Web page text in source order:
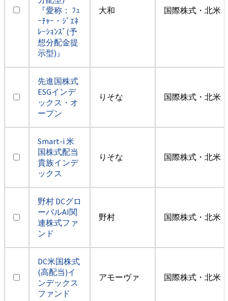
『愛称： ﾌｭ
ｰﾁｬｰ・ｼﾞｴﾈ
ﾚｰｼｮﾝｽﾞ(予
想分配金提
示型)』
大和 国際株式・北米
先進国株式
ESGインデ
ックス・オ
ープン
りそな 国際株式・北米
Smart-i 米
国株式配当
貴族インデ
ックス
りそな 国際株式・北米
野村 DCグロ
ーバルAI関
連株式ファ
ンド
野村 国際株式・北米
DC米国株式
(高配当)イ
ンデックス
ファンド
アモーヴァ 国際株式・北米